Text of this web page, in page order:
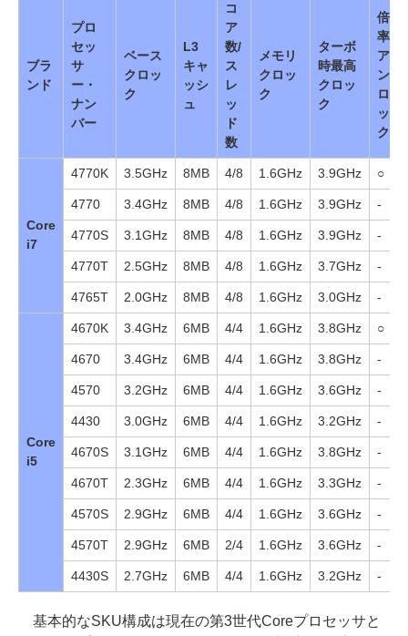
ブラ
ンド
プロ
セッ
サ
ー・
ナン
バー
ベース
クロッ
ク
L3
キャ
ッシ
ュ
コ
ア
数/
ス
レ
ッ
ド
数
メモリ
クロッ
ク
ターボ
時最高
クロッ
ク
倍
率
ア
ン
ロ
ッ
ク
Core
i7
4770K 3.5GHz 8MB 4/8 1.6GHz 3.9GHz ○
4770 3.4GHz 8MB 4/8 1.6GHz 3.9GHz -
4770S 3.1GHz 8MB 4/8 1.6GHz 3.9GHz -
4770T 2.5GHz 8MB 4/8 1.6GHz 3.7GHz -
4765T 2.0GHz 8MB 4/8 1.6GHz 3.0GHz -
Core
i5
4670K 3.4GHz 6MB 4/4 1.6GHz 3.8GHz ○
4670 3.4GHz 6MB 4/4 1.6GHz 3.8GHz -
4570 3.2GHz 6MB 4/4 1.6GHz 3.6GHz -
4430 3.0GHz 6MB 4/4 1.6GHz 3.2GHz -
4670S 3.1GHz 6MB 4/4 1.6GHz 3.8GHz -
4670T 2.3GHz 6MB 4/4 1.6GHz 3.3GHz -
4570S 2.9GHz 6MB 4/4 1.6GHz 3.6GHz -
4570T 2.9GHz 6MB 2/4 1.6GHz 3.6GHz -
4430S 2.7GHz 6MB 4/4 1.6GHz 3.2GHz -
基本的なSKU構成は現在の第3世代Coreプロセッサと